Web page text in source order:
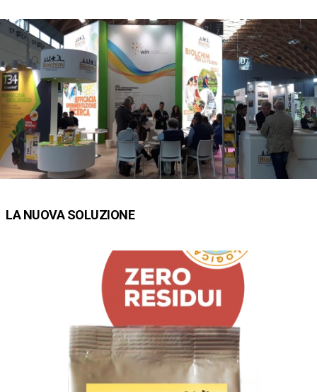
LA NUOVA SOLUZIONE